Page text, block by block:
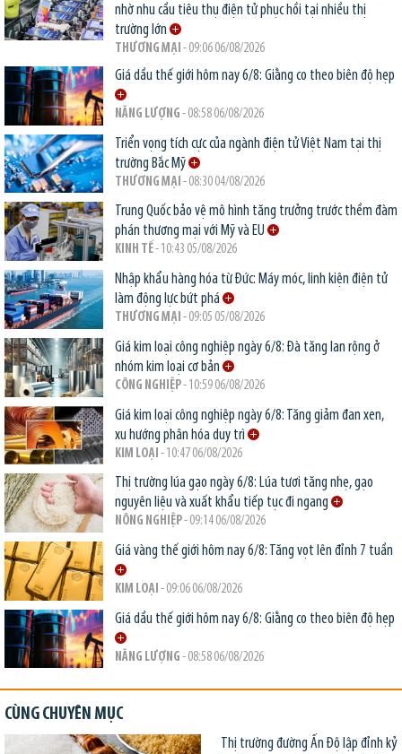
nhờ nhu cầu tiêu thụ điện tử phục hồi tại nhiều thị
trường lớn
THƯƠNG MẠI - 09:06 06/08/2026
Giá dầu thế giới hôm nay 6/8: Giằng co theo biên độ hẹp
NĂNG LƯỢNG - 08:58 06/08/2026
Triển vọng tích cực của ngành điện tử Việt Nam tại thị
trường Bắc Mỹ
THƯƠNG MẠI - 08:30 04/08/2026
Trung Quốc bảo vệ mô hình tăng trưởng trước thềm đàm
phán thương mại với Mỹ và EU
KINH TẾ- 10:43 05/08/2026
Nhập khẩu hàng hóa từ Đức: Máy móc, linh kiện điện tử
làm động lực bứt phá
THƯƠNG MẠI - 09:05 05/08/2026
Giá kim loại công nghiệp ngày 6/8: Đà tăng lan rộng ở
nhóm kim loại cơ bản
CÔNG NGHIỆP- 10:59 06/08/2026
Giá kim loại công nghiệp ngày 6/8: Tăng giảm đan xen,
xu hướng phân hóa duy trì
KIM LOẠI - 10:47 06/08/2026
Thị trường lúa gạo ngày 6/8: Lúa tươi tăng nhẹ, gạo
nguyên liệu và xuất khẩu tiếp tục đi ngang
NÔNG NGHIỆP- 09:14 06/08/2026
Giá vàng thế giới hôm nay 6/8: Tăng vọt lên đỉnh 7 tuần
KIM LOẠI - 09:06 06/08/2026
Giá dầu thế giới hôm nay 6/8: Giằng co theo biên độ hẹp
NĂNG LƯỢNG - 08:58 06/08/2026
CÙNG CHUYÊN MỤC
Thị trường đường Ấn Độ lập đỉnh kỷ